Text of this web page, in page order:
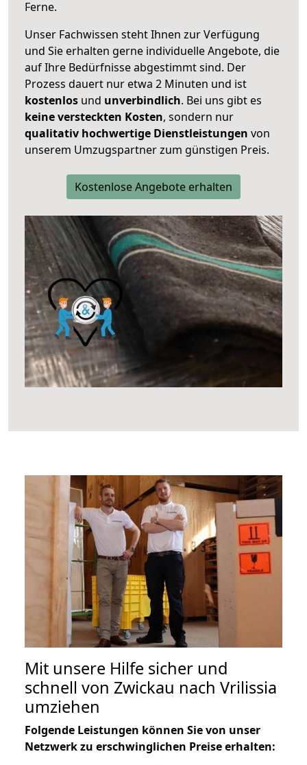
Ferne.
Unser Fachwissen steht Ihnen zur Verfügung
und Sie erhalten gerne individuelle Angebote, die
auf Ihre Bedürfnisse abgestimmt sind. Der
Prozess dauert nur etwa 2 Minuten und ist
kostenlos und unverbindlich. Bei uns gibt es
keine versteckten Kosten, sondern nur
qualitativ hochwertige Dienstleistungen von
unserem Umzugspartner zum günstigen Preis.
Kostenlose Angebote erhalten
Mit unsere Hilfe sicher und
schnell von Zwickau nach Vrilissia
umziehen
Folgende Leistungen können Sie von unser
Netzwerk zu erschwinglichen Preise erhalten: